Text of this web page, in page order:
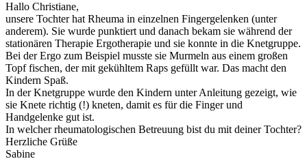
Hallo Christiane,
unsere Tochter hat Rheuma in einzelnen Fingergelenken (unter
anderem). Sie wurde punktiert und danach bekam sie während der
stationären Therapie Ergotherapie und sie konnte in die Knetgruppe.
Bei der Ergo zum Beispiel musste sie Murmeln aus einem großen
Topf fischen, der mit gekühltem Raps gefüllt war. Das macht den
Kindern Spaß.
In der Knetgruppe wurde den Kindern unter Anleitung gezeigt, wie
sie Knete richtig (!) kneten, damit es für die Finger und
Handgelenke gut ist.
In welcher rheumatologischen Betreuung bist du mit deiner Tochter?
Herzliche Grüße
Sabine